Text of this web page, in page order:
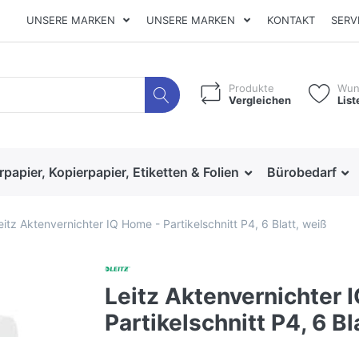
UNSERE MARKEN UNSERE MARKEN KONTAKT
Produkte
Vergleichen
Kopierpapier, Etiketten & Folien Bürobedarf
Aktenvernichter IQ Home - Partikelschnitt P4, 6 Blatt, weiß
Leitz Aktenvernichter
Partikelschnitt P4, 6